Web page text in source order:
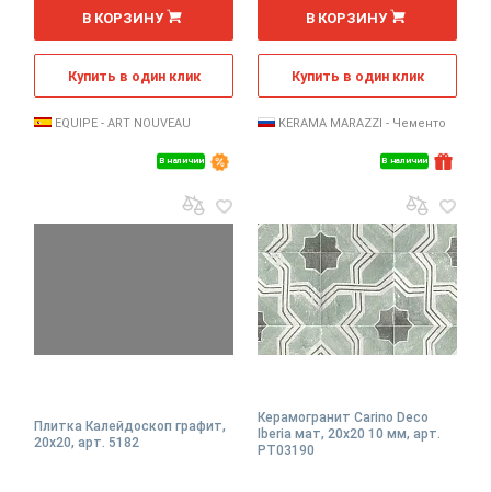
В наличии
м
В КОРЗИНУ
Купить в один клик
EQUIPE - ART NOUVEAU
В наличии
м
В КОРЗИНУ
Купить в один клик
KERAMA MARAZZI - Чементо
Плитка Калейдоскоп графит,
20x20, арт. 5182
Керамогранит Carino Deco
Iberia мат, 20x20 10 мм, арт.
PT03190